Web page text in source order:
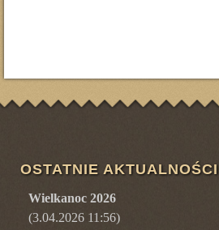
OSTATNIE AKTUALNOŚCI
Wielkanoc 2026
(3.04.2026 11:56)